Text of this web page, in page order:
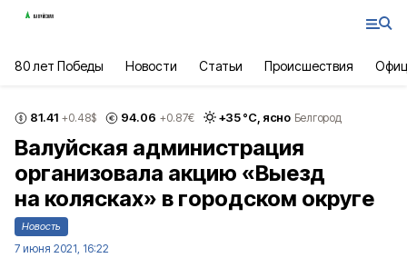
80 лет Победы Новости Статьи Происшествия
81.41 +0.48$ 94.06 +0.87€ +35°С, ясно Белгород
Валуйская администрация
организовала акцию «Выезд
на колясках» в городском округе
Новость
7 июня 2021, 16:22